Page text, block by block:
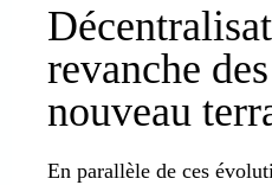
revanche
nouveau
En parallèle de ces